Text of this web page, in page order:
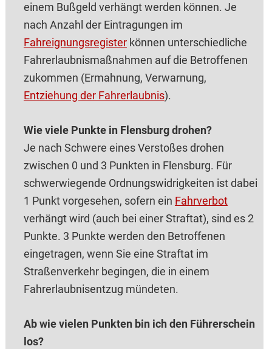
einem Bußgeld verhängt werden können. Je
nach Anzahl der Eintragungen im
Fahreignungsregisterkönnen unterschiedliche
Fahrerlaubnismaßnahmen auf die Betroffenen
zukommen (Ermahnung, Verwarnung,
Entziehung der Fahrerlaubnis).
Wie viele Punkte in Flensburg drohen?
Je nach Schwere eines Verstoßes drohen
zwischen 0 und 3 Punkten in Flensburg. Für
schwerwiegende Ordnungswidrigkeiten ist dabei
1 Punkt vorgesehen, sofern ein Fahrverbot
verhängt wird (auch bei einer Straftat), sind es 2
Punkte. 3 Punkte werden den Betroffenen
eingetragen, wenn Sie eine Straftat im
Straßenverkehr begingen, die in einem
Fahrerlaubnisentzug mündeten.
Ab wie vielen Punkten bin ich den Führerschein
los?